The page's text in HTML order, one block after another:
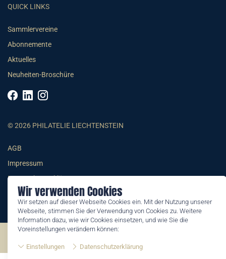
Wir verwenden Cookies
Wir setzen auf dieser Webseite Cookies ein. Mit der Nutzung unserer
Webseite, stimmen Sie der Verwendung von Cookies zu. Weitere
Information dazu, wie wir Cookies einsetzen, und wie Sie die
Voreinstellungen verändern können:
Einstellungen Datenschutzerklärung
QUICK LINKS
Sammlervereine
Abonnemente
Aktuelles
Neuheiten-Broschüre
© 2026 PHILATELIE LIECHTENSTEIN
AGB
Impressum
Datenschutzerklärung